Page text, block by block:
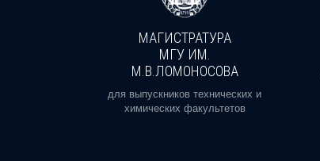
МАГИСТРАТУРА
МГУ ИМ.
М.В.ЛОМОНОСОВА
для выпускников технических и
химических факультетов